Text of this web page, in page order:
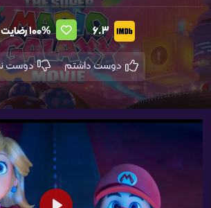
6.3
100%رضایت
دوست نداشتم